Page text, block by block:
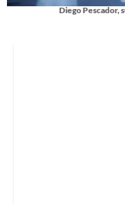
Diego Pescador,